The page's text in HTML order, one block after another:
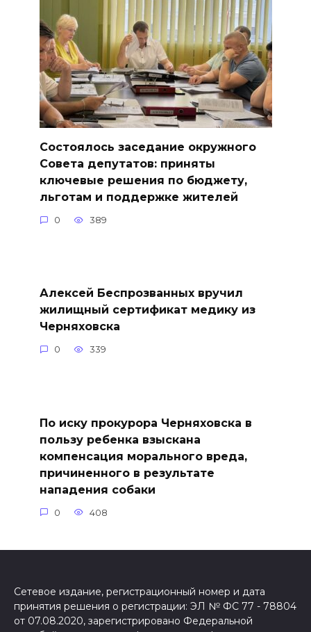
Состоялось заседание окружного
Совета депутатов: приняты
ключевые решения по бюджету,
льготам и поддержке жителей
0 389
Алексей Беспрозванных вручил
жилищный сертификат медику из
Черняховска
0 339
По иску прокурора Черняховска в
пользу ребенка взыскана
компенсация морального вреда,
причиненного в результате
нападения собаки
0 408
Сетевое издание, регистрационный номер и дата
принятия решения о регистрации: ЭЛ № ФС 77 - 78804
от 07.08.2020, зарегистрировано Федеральной